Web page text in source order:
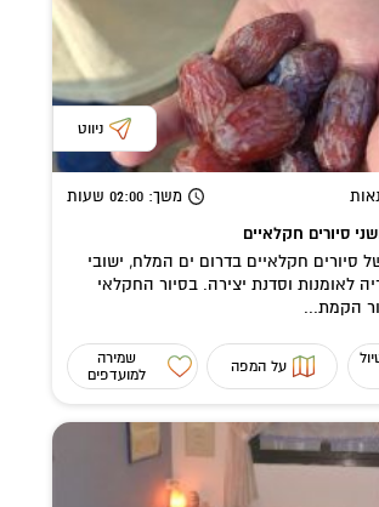
ניווט
משך: 02:00 שעות
סיורים חקלאיים
סיורים חקלאיים בדרום ים המלח, ישובי
לאומנות וסדנת יצירה. בסיור החקלאי
הקמת...
על המפה
שמירה
למועדפים